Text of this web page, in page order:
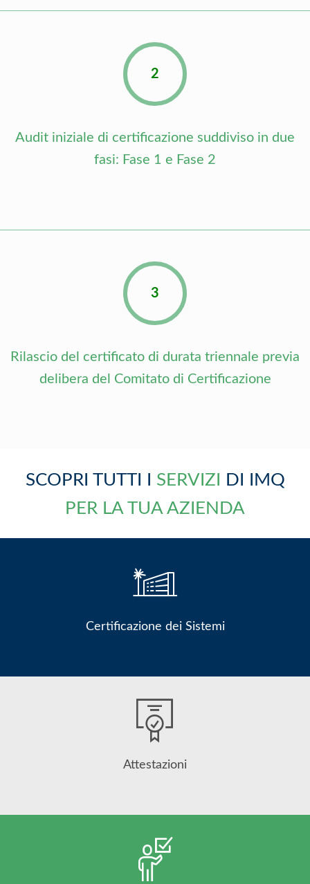
2
Audit iniziale di certificazione suddiviso in due
fasi: Fase 1 e Fase 2
3
Rilascio del certificato di durata triennale previa
delibera del Comitato di Certificazione
SCOPRI TUTTI I SERVIZI
DI IMQ
PER LA TUA AZIENDA
Certificazione dei Sistemi
Attestazioni